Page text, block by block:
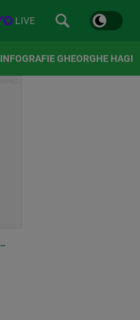
LIVE
INFOGRAFIE GHEORGHE HAGI